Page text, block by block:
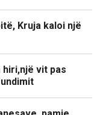
Kruja kaloi një
hiri,një vit pas